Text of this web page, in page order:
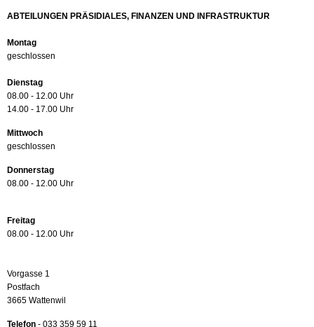
ABTEILUNGEN PRÄSIDIALES, FINANZEN UND INFRASTRUKTUR
Montag
geschlossen
Dienstag
08.00 - 12.00 Uhr
14.00 - 17.00 Uhr
Mittwoch
geschlossen
Donnerstag
08.00 - 12.00 Uhr
Freitag
08.00 - 12.00 Uhr
Vorgasse 1
Postfach
3665 Wattenwil
Telefon - 033 359 59 11